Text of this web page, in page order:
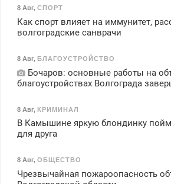
8 Авг, СПОРТ
Как спорт влияет на иммунитет,
волгоградские санврачи
8 Авг, БЛАГОУСТРОЙСТВО
Бочаров: основные работы на
благоустройствах Волгограда
8 Авг, КРИМИНАЛ
В Камышине яркую блондинку
для друга
8 Авг, ОБЩЕСТВО
Чрезвычайная пожароопасность